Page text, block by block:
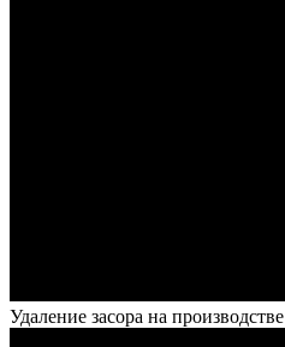
Удаление засора на производстве